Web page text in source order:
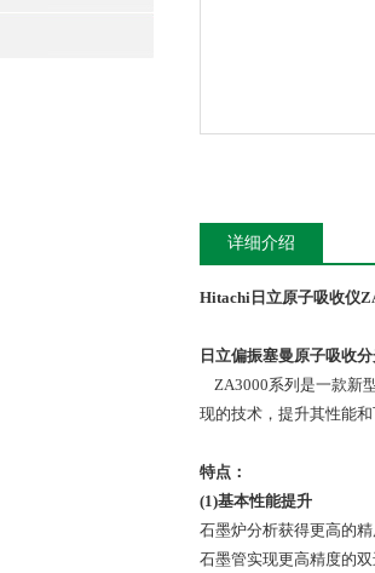
详细介绍
Hitachi日立原子吸收仪
日立偏振塞曼原子吸收
ZA3000系列是一款新
现的技术，提升其性能
特点：
(1)基本性能提升
石墨炉分析获得更高的
石墨管实现更高精度的